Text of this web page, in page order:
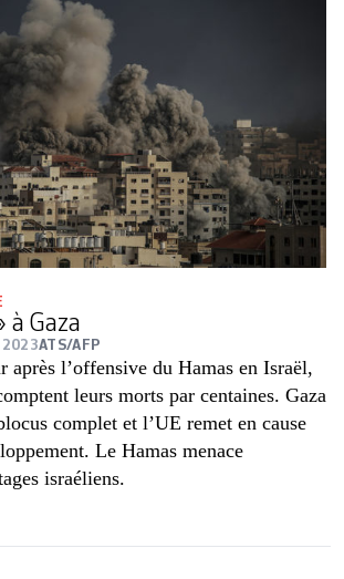
à Gaza
2023ATS/AFP
après l’offensive du Hamas en Israël,
leurs morts par centaines. Gaza
complet et l’UE remet en cause
Le Hamas menace
israéliens.